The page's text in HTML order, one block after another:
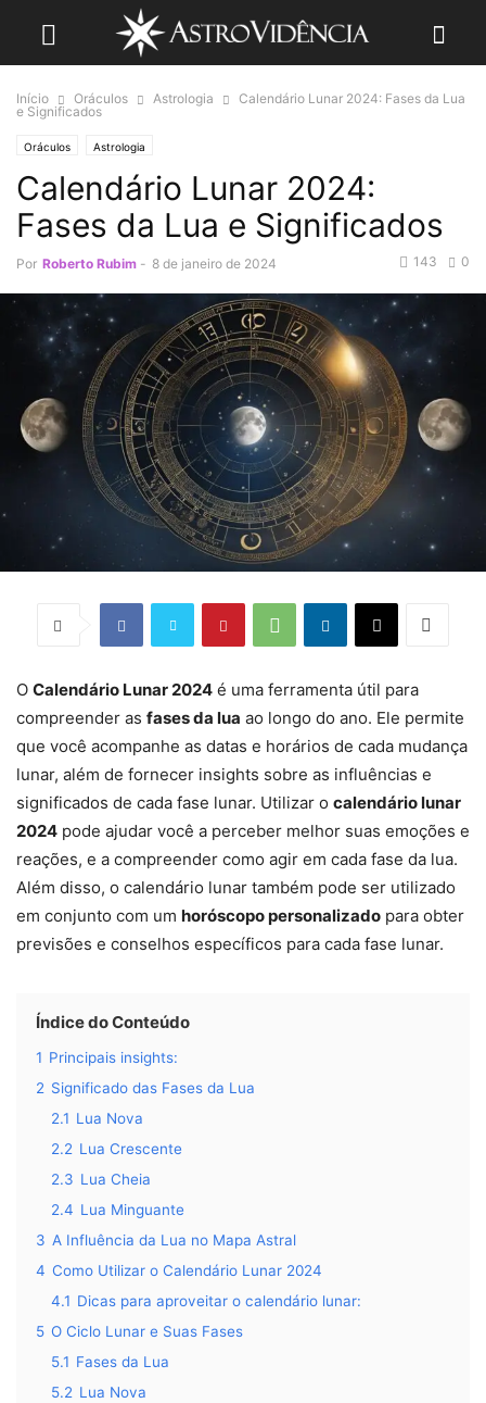
Início Oráculos Astrologia
Calendário Lunar 2024: Fases da Lua
e Significados
Oráculos Astrologia
Calendário Lunar 2024:
Fases da Lua e Significados
Por Roberto Rubim - 8 de janeiro de 2024 0
143
O Calendário Lunar 2024 é uma ferramenta útil para
compreender as fases da lua ao longo do ano. Ele permite
que você acompanhe as datas e horários de cada mudança
lunar, além de fornecer insights sobre as influências e
significados de cada fase lunar. Utilizar o calendário lunar
2024 pode ajudar você a perceber melhor suas emoções e
reações, e a compreender como agir em cada fase da lua.
Além disso, o calendário lunar também pode ser utilizado
em conjunto com um horóscopo personalizado para obter
previsões e conselhos específicos para cada fase lunar.
Índice do Conteúdo
1 Principais insights:
2 Significado das Fases da Lua
2.1 Lua Nova
2.2 Lua Crescente
2.3 Lua Cheia
2.4 Lua Minguante
3 A Influência da Lua no Mapa Astral
4 Como Utilizar o Calendário Lunar 2024
4.1 Dicas para aproveitar o calendário lunar:
5 O Ciclo Lunar e Suas Fases
5.1 Fases da Lua
5.2 Lua Nova